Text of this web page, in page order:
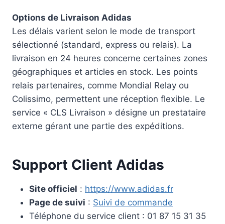
Options de Livraison Adidas
Les délais varient selon le mode de transport
sélectionné (standard, express ou relais). La
livraison en 24 heures concerne certaines zones
géographiques et articles en stock. Les points
relais partenaires, comme Mondial Relay ou
Colissimo, permettent une réception flexible. Le
service « CLS Livraison » désigne un prestataire
externe gérant une partie des expéditions.
Support Client Adidas
Site officiel : https://www.adidas.fr
Page de suivi : Suivi de commande
Téléphone du service client : 01 87 15 31 35